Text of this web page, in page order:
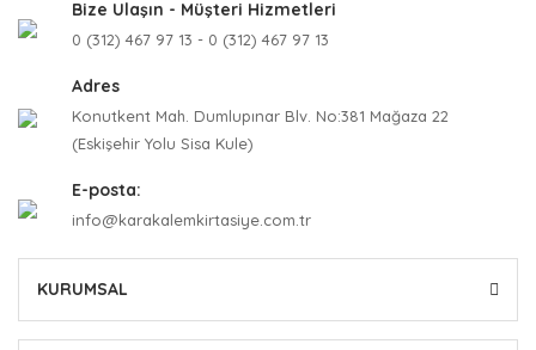
Bize Ulaşın - Müşteri Hizmetleri
0 (312) 467 97 13 - 0 (312) 467 97 13
Adres
Konutkent Mah. Dumlupınar Blv. No:381 Mağaza 22
(Eskişehir Yolu Sisa Kule)
E-posta:
info@karakalemkirtasiye.com.tr
KURUMSAL